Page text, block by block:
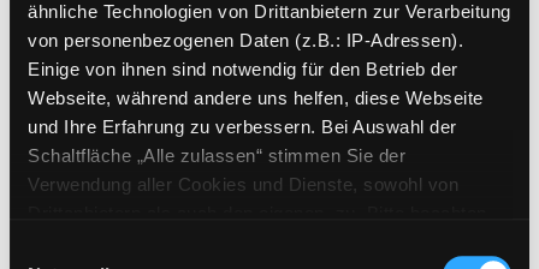
ähnliche Technologien von Drittanbietern zur Verarbeitung
von personenbezogenen Daten (z.B.: IP-Adressen).
Einige von ihnen sind notwendig für den Betrieb der
Webseite, während andere uns helfen, diese Webseite
und Ihre Erfahrung zu verbessern. Bei Auswahl der
Schaltfläche „Alle zulassen“ stimmen Sie der
Verwendung aller Cookies und Dienste, sowohl von
Exemplar-Details von Freud in der
Freud in der Diskussion
[ein Sachcomic]
Verfasser:Wilson, StephenSuche nach
Jahr:2017
Verlag:Mülheim a. d. Ruhr, Tibia
Press
Reihe:Infocomics